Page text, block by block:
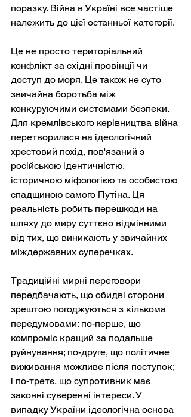
поразку. Війна в Україні все частіше
належить до цієї останньої категорії.
Це не просто територіальний
конфлікт за східні провінції чи
доступ до моря. Це також не суто
звичайна боротьба між
конкуруючими системами безпеки.
Для кремлівського керівництва війна
перетворилася на ідеологічний
хрестовий похід, пов'язаний з
російською ідентичністю,
історичною міфологією та особистою
спадщиною самого Путіна. Ця
реальність робить перешкоди на
шляху до миру суттєво відмінними
від тих, що виникають у звичайних
міждержавних суперечках.
Традиційні мирні переговори
передбачають, що обидві сторони
зрештою погоджуються з кількома
передумовами: по-перше, що
компроміс кращий за подальше
руйнування; по-друге, що політичне
виживання можливе після поступок;
і по-третє, що супротивник має
законні суверенні інтереси. У
випадку України ідеологічна основа